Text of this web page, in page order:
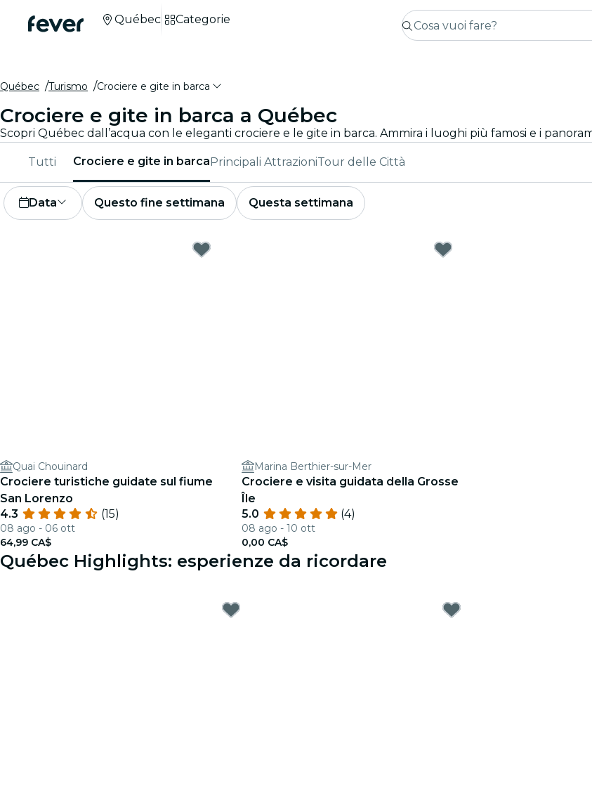
Québec Categorie
Québec Turismo Crociere e gite in barca
Crociere e gite in barca a Québec
Tutti Crociere e gite in barcaPrincipali AttrazioniTour delle Città
Data Questo fine settimana Questa settimana
Quai Chouinard
Crociere turistiche guidate sul fiume
San Lorenzo
4.3
(15)
08 ago - 06 ott
64,99 CA$
Marina Berthier-sur-Mer
Crociere e visita guidata della Grosse
Île
5.0
(4)
08 ago - 10 ott
0,00 CA$
Québec Highlights: esperienze da ricordare